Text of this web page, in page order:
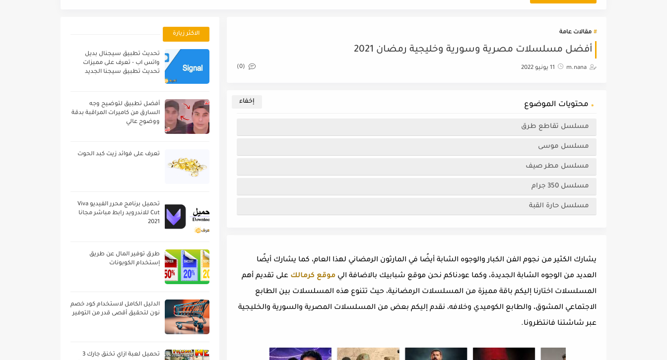
مقالات عامة
أفضل مسلسلات مصرية وسورية وخليجية رمضان 2021
m.nana 11 يونيو 2022 (0)
محتويات الموضوع
مسلسل تقاطع طرق
مسلسل موسى
مسلسل مطر صيف
مسلسل 350 جرام
مسلسل حارة القبة
يشارك الكثير من نجوم الفن الكبار والوجوه الشابة أيضًا في المارثون الرمضاني لهذا العام، كما يشارك أيضًا
العديد من الوجوه الشابة الجديدة، وكما عودناكم نحن موقع شبابيك بالاضافة الي موقع كرمالك على تقديم أهم
المسلسلات اختارنا إليكم باقة مميزة من المسلسلات الرمضانية، حيث تتنوع هذه المسلسلات بين الطابع
الاجتماعي المشوق، والطابع الكوميدي وخلافه، نقدم إليكم بعض من المسلسلات المصرية والسورية والخليجية
عبر شاشتنا فانتظرونا.
الاكثر زيارة
تحديث تطبيق سيجنال بديل
واتس اب - تعرف على مميزات
تحديث تطبيق سيجنا الجديد
أفضل تطبيق لتوضيح وجه
السارق من كاميرات المراقبة بدقة
ووضوح عالي
تعرف على فوائد زيت كبد الحوت
تحميل برنامج محرر الفيديو Viva
Cut للاندرويد رابط مباشر مجانا
2021
طرق توفير المال عن طريق
إستخدام الكوبونات
الدليل الكامل لاستخدام كود خصم
نون لتحقيق أقصى قدر من التوفير
تحميل لعبة ازاي تخنق جارك 3